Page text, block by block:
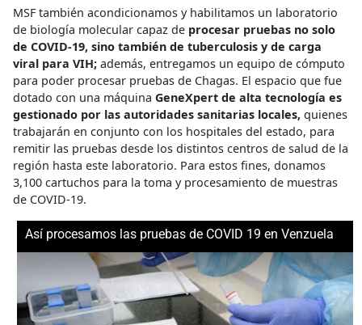
MSF también acondicionamos y habilitamos un laboratorio
de biología molecular capaz de procesar pruebas no solo
de COVID-19, sino también de tuberculosis y de carga
viral para VIH; además, entregamos un equipo de cómputo
para poder procesar pruebas de Chagas. El espacio que fue
dotado con una máquina GeneXpert de alta tecnología es
gestionado por las autoridades sanitarias locales, quienes
trabajarán en conjunto con los hospitales del estado, para
remitir las pruebas desde los distintos centros de salud de la
región hasta este laboratorio. Para estos fines, donamos
3,100 cartuchos para la toma y procesamiento de muestras
de COVID-19.
Así procesamos las pruebas de COVID 19 en Venzuela